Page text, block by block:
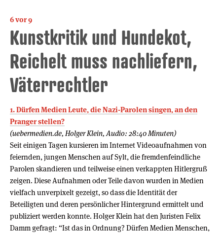
6 vor 9
Kunstkritik und Hundekot,
Reichelt muss nachliefern,
Väterrechtler
1. Dürfen Medien Leute, die Nazi-Parolen singen, an den
Pranger stellen?
(uebermedien.de, Holger Klein, Audio: 28:40 Minuten)
Seit einigen Tagen kursieren im Internet Videoaufnahmen von
feiernden, jungen Menschen auf Sylt, die fremdenfeindliche
Parolen skandieren und teilweise einen verkappten Hitlergruß
zeigen. Diese Aufnahmen oder Teile davon wurden in Medien
vielfach unverpixelt gezeigt, so dass die Identität der
Beteiligten und deren persönlicher Hintergrund ermittelt und
publiziert werden konnte. Holger Klein hat den Juristen Felix
Damm gefragt: “Ist das in Ordnung? Dürfen Medien Menschen,